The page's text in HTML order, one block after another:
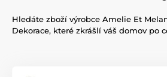
Hledáte zboží výrobce Amelie Et
Dekorace, které zkrášlí váš domov po